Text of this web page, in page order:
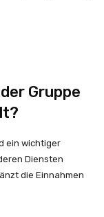
Gruppe
ein wichtiger
Diensten
die Einnahmen